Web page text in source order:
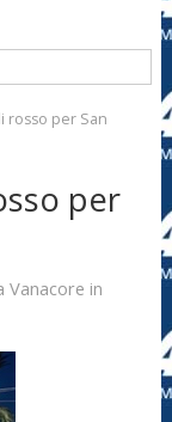
rosso per San
per
Vanacore in